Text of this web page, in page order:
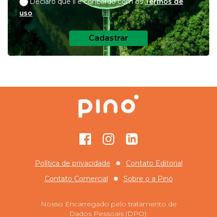
uso
Cadastrar
FacebookInstagramGitHub
Política de privacidade
Contato Editorial
Contato Comercial
Sobre o a Pinó
Nosso Encarregado pelo tratamento de
Dados Pessoais (DPO):